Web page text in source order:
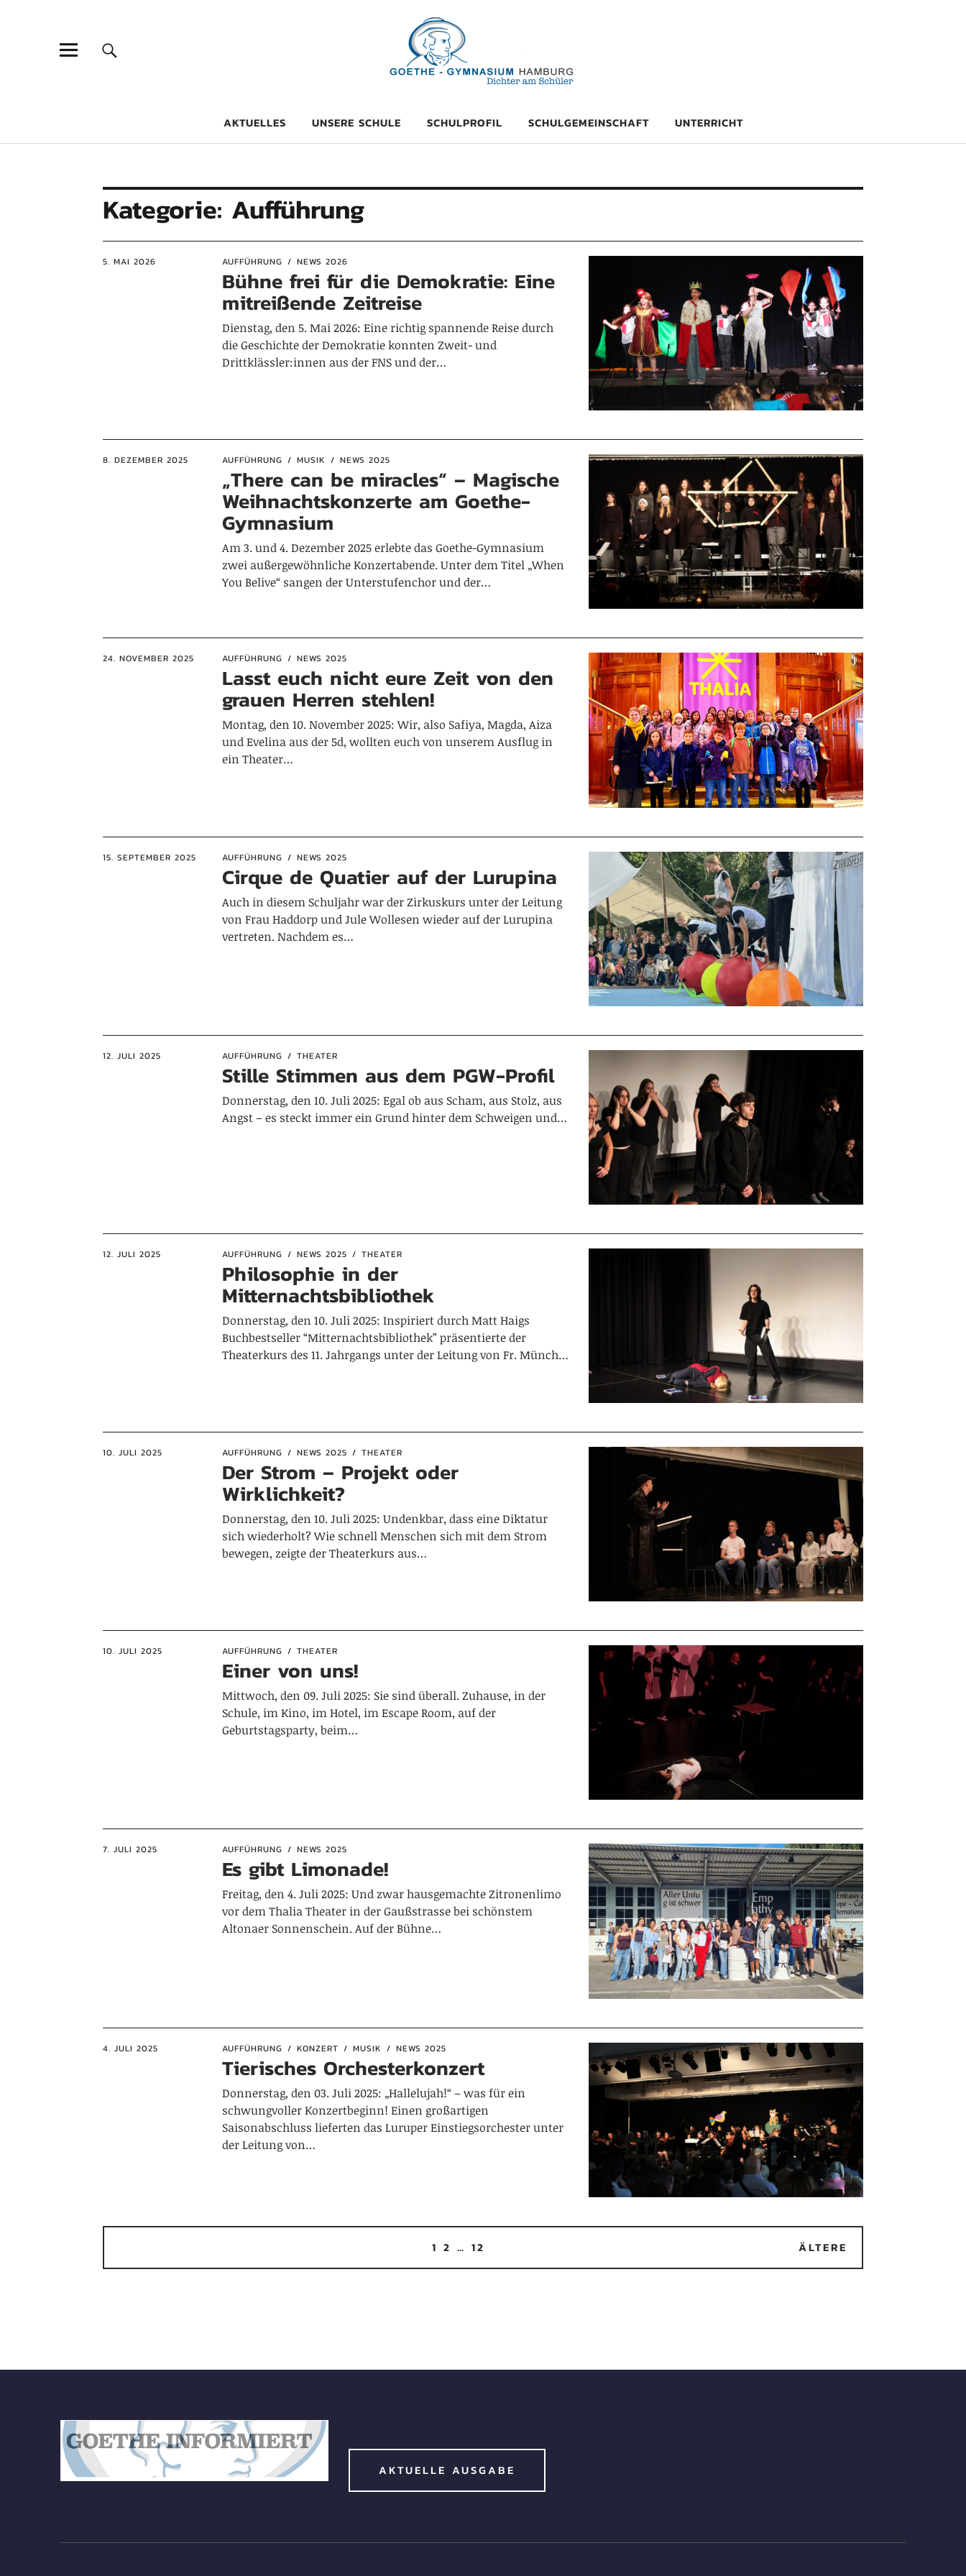
Goethe-Gymnasium Hamburg
AKTUELLES UNSERE SCHULE SCHULPROFIL SCHULGEMEINSCHAFT UNTERRICHT
Kategorie: Aufführung
5. MAI 2026 AUFFÜHRUNG NEWS 2026
Bühne frei für die Demokratie: Eine
mitreißende Zeitreise
Dienstag, den 5. Mai 2026: Eine richtig spannende Reise durch
die Geschichte der Demokratie konnten Zweit- und
Drittklässler:innen aus der FNS und der…
8. DEZEMBER 2025 AUFFÜHRUNG MUSIK NEWS 2025
„There can be miracles“ – Magische
Weihnachtskonzerte am Goethe-
Gymnasium
Am 3. und 4. Dezember 2025 erlebte das Goethe-Gymnasium
zwei außergewöhnliche Konzertabende. Unter dem Titel „When
You Belive“ sangen der Unterstufenchor und der…
24. NOVEMBER 2025 AUFFÜHRUNG NEWS 2025
Lasst euch nicht eure Zeit von den
grauen Herren stehlen!
Montag, den 10. November 2025: Wir, also Safiya, Magda, Aiza
und Evelina aus der 5d, wollten euch von unserem Ausflug in
ein Theater…
15. SEPTEMBER 2025 AUFFÜHRUNG NEWS 2025
Cirque de Quatier auf der Lurupina
Auch in diesem Schuljahr war der Zirkuskurs unter der Leitung
von Frau Haddorp und Jule Wollesen wieder auf der Lurupina
vertreten. Nachdem es…
12. JULI 2025 AUFFÜHRUNG THEATER
Stille Stimmen aus dem PGW-Profil
Donnerstag, den 10. Juli 2025: Egal ob aus Scham, aus Stolz, aus
Angst – es steckt immer ein Grund hinter dem Schweigen und…
12. JULI 2025 AUFFÜHRUNG NEWS 2025 THEATER
Philosophie in der
Mitternachtsbibliothek
Donnerstag, den 10. Juli 2025: Inspiriert durch Matt Haigs
Buchbestseller “Mitternachtsbibliothek” präsentierte der
Theaterkurs des 11. Jahrgangs unter der Leitung von Fr. Münch…
10. JULI 2025 AUFFÜHRUNG NEWS 2025 THEATER
Der Strom – Projekt oder
Wirklichkeit?
Donnerstag, den 10. Juli 2025: Undenkbar, dass eine Diktatur
sich wiederholt? Wie schnell Menschen sich mit dem Strom
bewegen, zeigte der Theaterkurs aus…
10. JULI 2025 AUFFÜHRUNG THEATER
Einer von uns!
Mittwoch, den 09. Juli 2025: Sie sind überall. Zuhause, in der
Schule, im Kino, im Hotel, im Escape Room, auf der
Geburtstagsparty, beim…
7. JULI 2025 AUFFÜHRUNG NEWS 2025
Es gibt Limonade!
Freitag, den 4. Juli 2025: Und zwar hausgemachte Zitronenlimo
vor dem Thalia Theater in der Gaußstrasse bei schönstem
Altonaer Sonnenschein. Auf der Bühne…
4. JULI 2025 AUFFÜHRUNG KONZERT MUSIK NEWS 2025
Tierisches Orchesterkonzert
Donnerstag, den 03. Juli 2025: „Hallelujah!“ – was für ein
schwungvoller Konzertbeginn! Einen großartigen
Saisonabschluss lieferten das Luruper Einstiegsorchester unter
der Leitung von…
1 2 … 12 ÄLTERE
AKTUELLE AUSGABE